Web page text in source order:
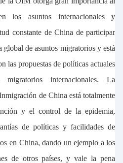
los asuntos internacionales y
constante de China de participar
global de asuntos migratorios y está
las propuestas de políticas actuales
internacionales. La
de China está totalmente
y el control de la epidemia,
de políticas y facilidades de
en China, dando un ejemplo a los
de otros países, y vale la pena